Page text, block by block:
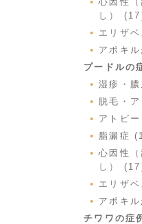
し）
エリザ
アポキ
プードルの
湿疹・
脱毛・
アトピ
脂漏症
心因性
し）
エリザ
アポキ
チワワの症